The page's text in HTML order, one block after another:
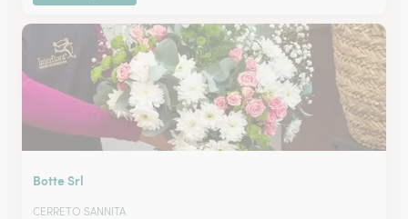
Botte Srl
CERRETO SANNITA